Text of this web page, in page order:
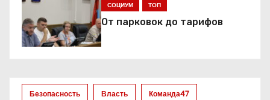
п
о
а
СОЦИУМ ТОП
От парковок до тарифов
Безопасность Власть Команда47